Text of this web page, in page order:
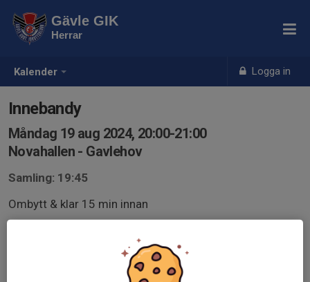
Kalender Logga in
Gävle GIK
Herrar
Innebandy
Måndag 19 aug 2024, 20:00-21:00
Novahallen - Gavlehov
Samling: 19:45
Ombytt & klar 15 min innan